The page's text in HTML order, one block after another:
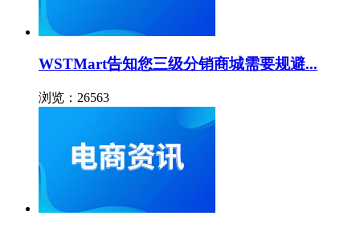
WSTMart告知您三级分销商城需要规避...
浏览：26563